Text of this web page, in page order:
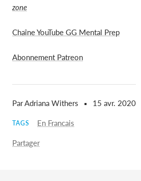
Par Adriana Withers 15 avr. 2020
TAGS En Francais
Partager
zone
Chaîne YouTube GG Mental Prep
Abonnement Patreon